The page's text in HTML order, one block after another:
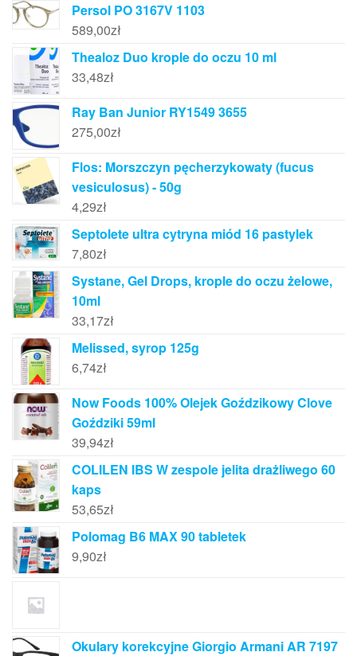
Persol PO 3167V 1103
589,00zł
Thealoz Duo krople do oczu 10 ml
33,48zł
Ray Ban Junior RY1549 3655
275,00zł
Flos: Morszczyn pęcherzykowaty (fucus
vesiculosus) - 50g
4,29zł
Septolete ultra cytryna miód 16 pastylek
7,80zł
Systane, Gel Drops, krople do oczu żelowe,
10ml
33,17zł
Melissed, syrop 125g
6,74zł
Now Foods 100% Olejek Goździkowy Clove
Goździki 59ml
39,94zł
COLILEN IBS W zespole jelita drażliwego 60
kaps
53,65zł
Polomag B6 MAX 90 tabletek
9,90zł
Okulary korekcyjne Giorgio Armani AR 7197